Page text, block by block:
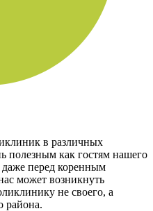
в различных
полезным как гостям нашего
даже перед коренным
может возникнуть
не своего, а
района.